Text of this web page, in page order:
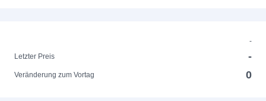
-
Letzter Preis
-
Veränderung zum Vortag 0